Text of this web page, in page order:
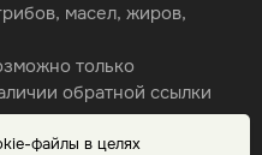
файлы в целях
масел, жиров,
только
обратной ссылки